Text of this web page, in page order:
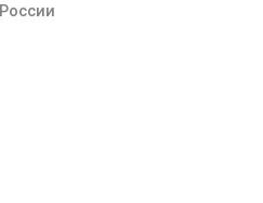
России